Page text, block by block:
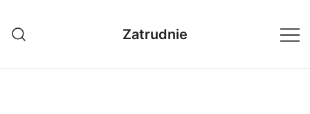
treści
Zatrudnie